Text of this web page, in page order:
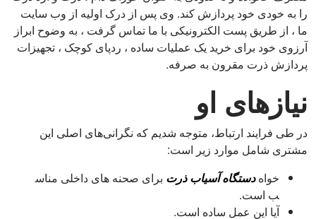
را به خودی خود پردازش کند. وی پس از درک اولیه از وب سایت
ما ، از طریق پست الکترونیکی با ما تماس گرفت ، به وضوح ابراز
آرزوی خود برای خرید یک عملیات ساده ، ردپای کوچک ، تجهیزات
پردازش ذرت مقرون به صرفه.
نیازهای او
در طی فرایند ارتباط، متوجه شدیم که نگرانی‌های اصلی این
مشتری شامل موارد زیر است:
خواهدستگاه آسیاب ذرت برای صحنه های داخلی مناس
ب است.
آیا این عمل ساده است.